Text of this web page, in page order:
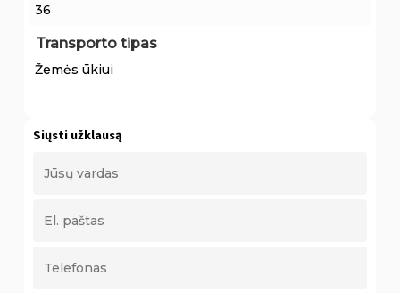
36
Transporto tipas
Žemės ūkiui
Siųsti užklausą